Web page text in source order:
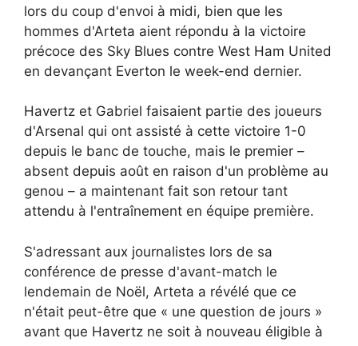
lors du coup d'envoi à midi, bien que les
hommes d'Arteta aient répondu à la victoire
précoce des Sky Blues contre West Ham United
en devançant Everton le week-end dernier.
Havertz et Gabriel faisaient partie des joueurs
d'Arsenal qui ont assisté à cette victoire 1-0
depuis le banc de touche, mais le premier –
absent depuis août en raison d'un problème au
genou – a maintenant fait son retour tant
attendu à l'entraînement en équipe première.
S'adressant aux journalistes lors de sa
conférence de presse d'avant-match le
lendemain de Noël, Arteta a révélé que ce
n'était peut-être que « une question de jours »
avant que Havertz ne soit à nouveau éligible à